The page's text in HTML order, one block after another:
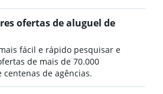
ofertas de aluguel de
fácil e rápido pesquisar e
de mais de 70.000
centenas de agências.